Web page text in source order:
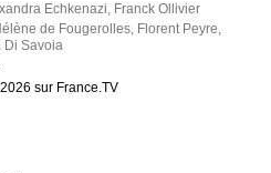
Echkenazi, Franck Ollivier
de Fougerolles, Florent Peyre,
Di Savoia
sur France.TV